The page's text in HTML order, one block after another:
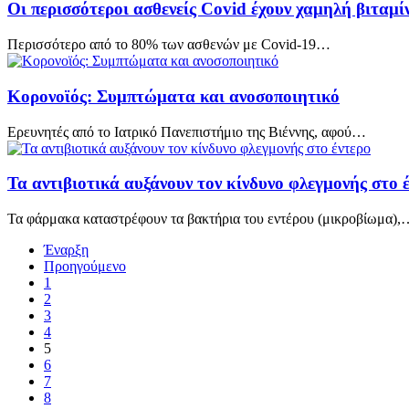
Οι περισσότεροι ασθενείς Covid έχουν χαμηλή
Περισσότερο από το 80% των ασθενών με Covid-19…
Κορονοϊός: Συμπτώματα και ανοσοποιητικό
Ερευνητές από το Ιατρικό Πανεπιστήμιο της Βιέννης, αφού…
Τα αντιβιοτικά αυξάνουν τον κίνδυνο φλεγμονής στο
Τα φάρμακα καταστρέφουν τα βακτήρια του εντέρου
Έναρξη
Προηγούμενο
1
2
3
4
5
6
7
8